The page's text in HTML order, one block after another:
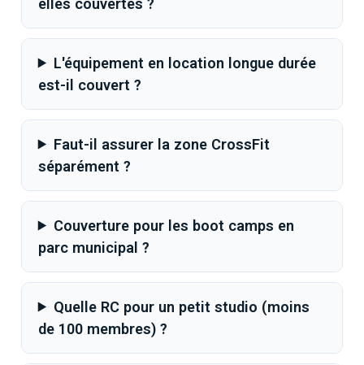
L'équipement en location longue durée
est-il couvert ?
Faut-il assurer la zone CrossFit
séparément ?
Couverture pour les boot camps en
parc municipal ?
Quelle RC pour un petit studio (moins
de 100 membres) ?